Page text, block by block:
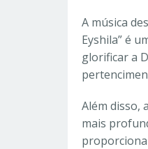
A música
Eyshila” é
glorificar a
Além disso,
mais